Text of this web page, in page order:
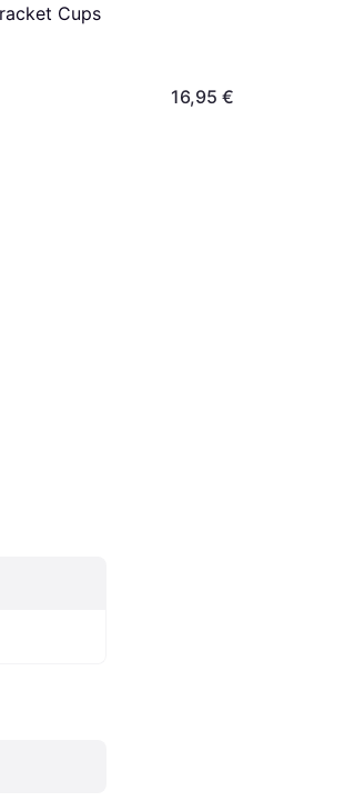
Cups
16,95 €